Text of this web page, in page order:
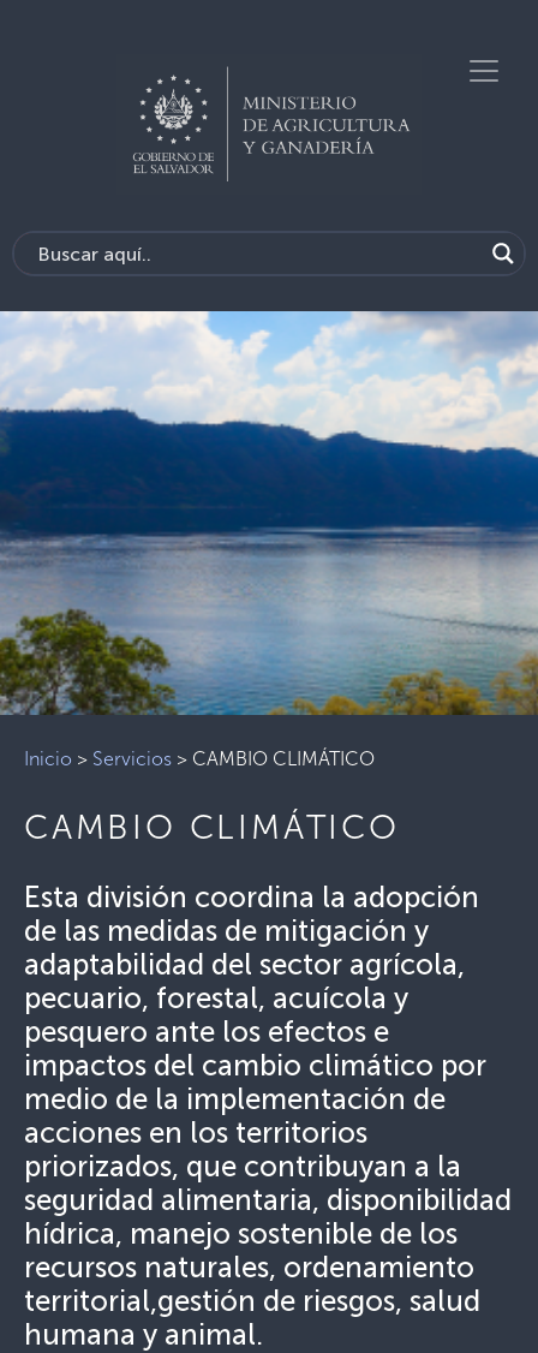
Inicio > Servicios > CAMBIO CLIMÁTICO
CAMBIO CLIMÁTICO
Esta división coordina la adopción
de las medidas de mitigación y
adaptabilidad del sector agrícola,
pecuario, forestal, acuícola y
pesquero ante los efectos e
impactos del cambio climático por
medio de la implementación de
acciones en los territorios
priorizados, que contribuyan a la
seguridad alimentaria, disponibilidad
hídrica, manejo sostenible de los
recursos naturales, ordenamiento
territorial,gestión de riesgos, salud
humana y animal.